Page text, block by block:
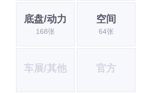
底盘/动力
168张
空间
64张
车展/其他 官方